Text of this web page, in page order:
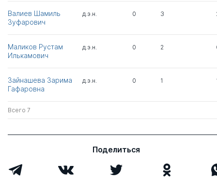
Валиев Шамиль
Зуфарович
д.э.н. 0 3
Маликов Рустам
Илькамович
д.э.н. 0 2
Зайнашева Зарима
Гафаровна
д.э.н. 0 1
Всего 7
Поделиться